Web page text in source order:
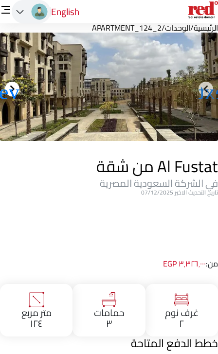
English
الرئيسية/الوحدات/
APARTMENT_124_2
Al Fustat من شقة
في الشركة السعودية المصرية
تاريخ التحديث الاخير 07/12/2025
من:٣٬٣٢٦٬٠٠٠ EGP
غرف نوم
٢
حمامات
٣
متر مربع
١٢٤
خطط الدفع المتاحة